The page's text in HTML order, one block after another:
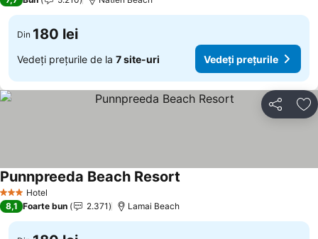
Din 180 lei
Vedeți prețurile de la 7 site-uri Vedeți prețurile
Distribuiți
3 SteleHotel
Punnpreeda Beach Resort
8,1 Foarte bun 2.371 Lamai Beach